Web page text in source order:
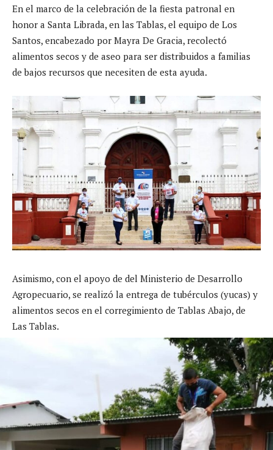
En el marco de la celebración de la fiesta patronal en
honor a Santa Librada, en las Tablas, el equipo de Los
Santos, encabezado por Mayra De Gracia, recolectó
alimentos secos y de aseo para ser distribuidos a familias
de bajos recursos que necesiten de esta ayuda.
Asimismo, con el apoyo de del Ministerio de Desarrollo
Agropecuario, se realizó la entrega de tubérculos (yucas) y
alimentos secos en el corregimiento de Tablas Abajo, de
Las Tablas.